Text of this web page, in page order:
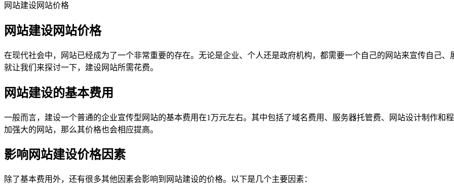
网站建设网站价格
网站建设网站价格
在现代社会中，网站已经成为了一个非常重要的存在。无论是企业、个人还是政府机构，都需要一个自己的网站来宣传自己
就让我们来探讨一下，建设网站所需花费。
网站建设的基本费用
一般而言，建设一个普通的企业宣传型网站的基本费用在1万元左右。其中包括了域名费用、服务器托管费、网站设计制作和
加强大的网站，那么其价格也会相应提高。
影响网站建设价格因素
除了基本费用外，还有很多其他因素会影响到网站建设的价格。以下是几个主要因素：